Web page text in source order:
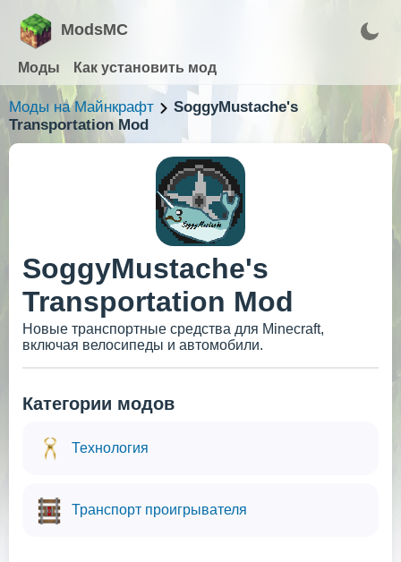
ModsMC
Моды Как установить мод
Моды на Майнкрафт
SoggyMustache's
Transportation Mod
SoggyMustache's
Transportation Mod
Новые транспортные средства для Minecraft,
включая велосипеды и автомобили.
Категории модов
Технология
Транспорт проигрывателя